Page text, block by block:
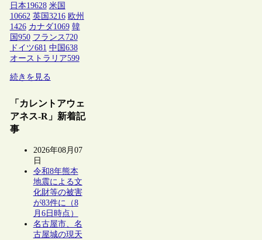
日本19628 米国
10662 英国3216 欧州
1426 カナダ1069 韓
国950 フランス 720
ドイツ681 中国638
オーストラリア599
続きを見る
「カレントアウェ
アネス-R」新着記
事
2026年08月07
日
令和8年熊本
地震による文
化財等の被害
が83件に（8
月6日時点）
名古屋市、名
古屋城の現天